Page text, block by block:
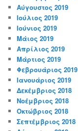
Αύγουστος 2019
Ιούλιος 2019
Ιούνιος 2019
Μάιος 2019
Απρίλιος 2019
Μάρτιος 2019
Φεβρουάριος 2019
Ιανουάριος 2019
Δεκέμβριος 2018
Νοέμβριος 2018
Οκτώβριος 2018
Σεπτέμβριος 2018